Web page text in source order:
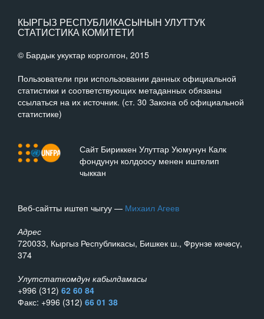
КЫРГЫЗ РЕСПУБЛИКАСЫНЫН УЛУТТУК
СТАТИСТИКА КОМИТЕТИ
© Бардык укуктар корголгон, 2015
Пользователи при использовании данных официальной
статистики и соответствующих метаданных обязаны
ссылаться на их источник. (ст. 30 Закона об официальной
статистике)
Сайт Бириккен Улуттар Уюмунун Калк
фондунун колдоосу менен иштелип
чыккан
Веб-сайтты иштеп чыгуу — Михаил Агеев
Адрес
720033, Кыргыз Республикасы, Бишкек ш., Фрунзе көчөсү,
374
Улутстаткомдун кабылдамасы
+996 (312) 62 60 84
Факс: +996 (312) 66 01 38